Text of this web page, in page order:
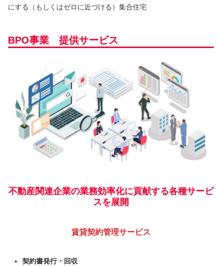
にする（もしくはゼロに近づける）集合住宅
BPO事業 提供サービス
不動産関連企業の業務効率化に貢献する各種サービ
スを展開
賃貸契約管理サービス
契約書発行・回収